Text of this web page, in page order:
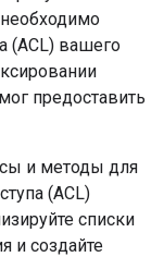
(ACL) вашего
предоставить
и методы для
(ACL)
списки
и создайте